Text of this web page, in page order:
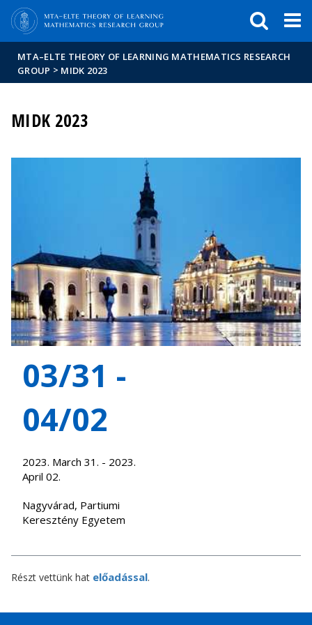
MTA–ELTE THEORY OF LEARNING MATHEMATICS RESEARCH
GROUP > MIDK 2023
MIDK 2023
03/31 -
04/02
2023. March 31. - 2023.
April 02.
Nagyvárad, Partiumi
Keresztény Egyetem
Részt vettünk hat előadással.